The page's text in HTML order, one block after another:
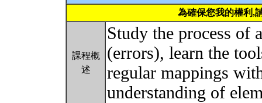
為確保您我的權利,
課程概
述
Study the process of
(errors), learn the
regular mappings
understanding of